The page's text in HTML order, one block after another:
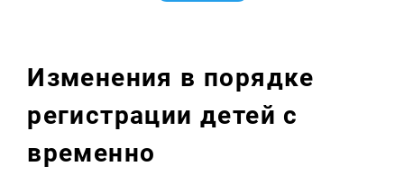
Изменения в порядке
регистрации детей с
временно